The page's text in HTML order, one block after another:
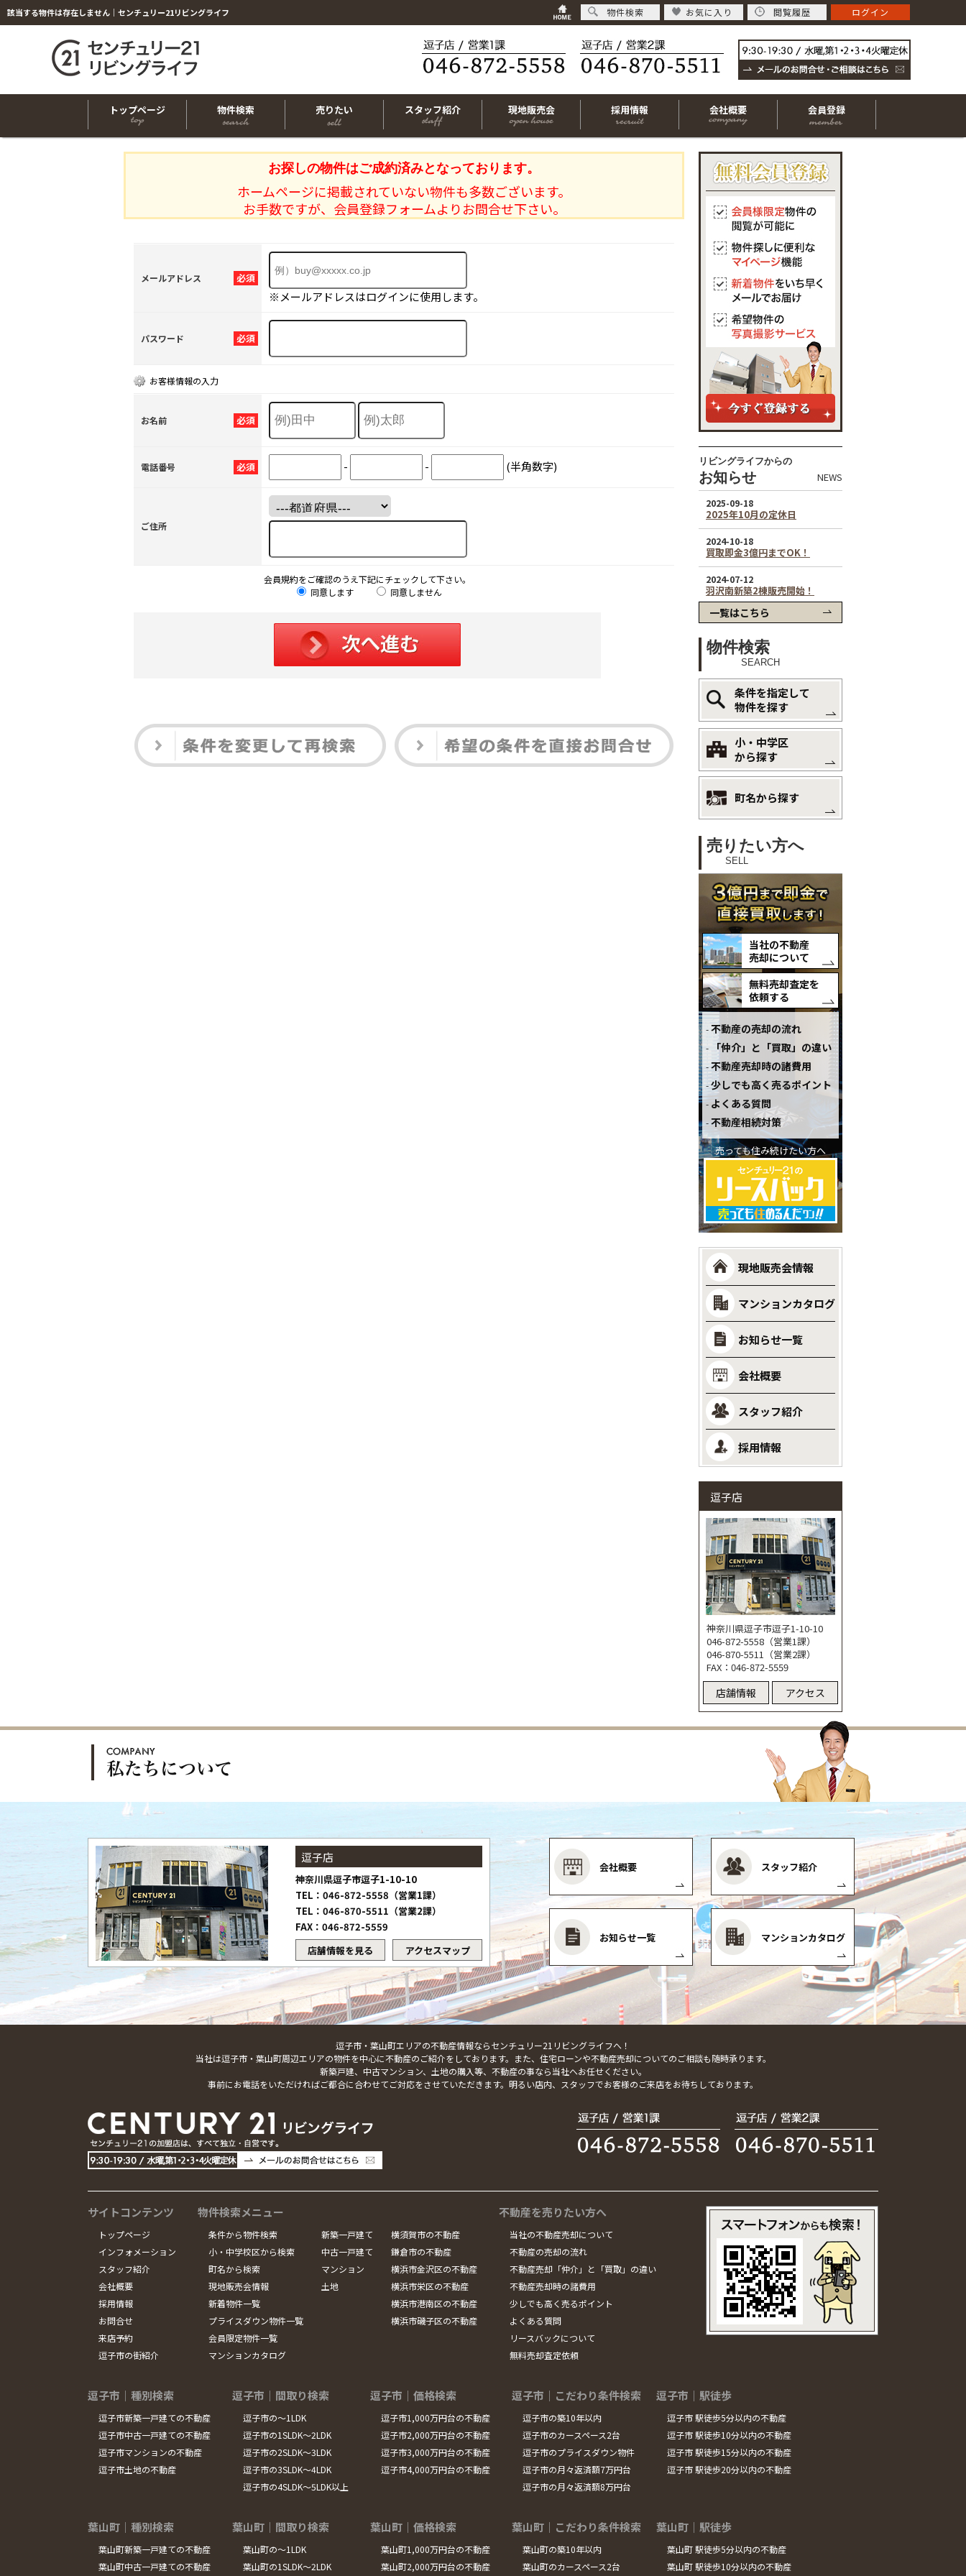
該当する物件は存在しません｜センチュリー21リビングライフ
トップページ 物件検索 売りたい スタッフ紹介 現地販売会 採用情報 会社概要 会員登録
お探しの物件はご成約済みとなっております。
ホームページに掲載されていない物件も多数ございます。
お手数ですが、会員登録フォームよりお問合せ下さい。
必須
メールアドレス
※メールアドレスはログインに使用します。
必須
パスワード
お客様情報の入力
必須
お名前
必須
電話番号 - - (半角数字)
ご住所
会員規約をご確認のうえ下記にチェックして下さい。
同意します
同意しません
リビングライフからの
お知らせ NEWS
一覧はこちら
物件検索
SEARCH
条件を指定して
物件を探す
小・中学区
から探す
町名から探す
売りたい方へ
SELL
当社の不動産
売却について
無料売却査定を
依頼する
不動産の売却の流れ
「仲介」と「買取」の違い
不動産売却時の諸費用
少しでも高く売るポイント
よくある質問
不動産相続対策
売っても住み続けたい方へ
現地販売会情報
マンションカタログ
お知らせ一覧
会社概要
スタッフ紹介
採用情報
逗子店
神奈川県逗子市逗子1-10-10
046-872-5558（営業1課）
046-870-5511（営業2課）
FAX：046-872-5559
店舗情報 アクセス
逗子店
神奈川県逗子市逗子1-10-10
TEL：046-872-5558（営業1課）
TEL：046-870-5511（営業2課）
FAX：046-872-5559
店舗情報を見る
アクセスマップ
会社概要 スタッフ紹介
お知らせ一覧 マンションカタログ
逗子市・葉山町エリアの不動産情報ならセンチュリー21リビングライフへ！
当社は逗子市・葉山町周辺エリアの物件を中心に不動産のご紹介をしております。また、住宅ローンや不動産売却についてのご相談も随時承ります。
新築戸建、中古マンション、土地の購入等、不動産の事なら当社へお任せください。
事前にお電話をいただければご都合に合わせてご対応をさせていただきます。明るい店内、スタッフでお客様のご来店をお待ちしております。
サイトコンテンツ
トップページ
インフォメーション
スタッフ紹介
会社概要
採用情報
お問合せ
来店予約
逗子市の街紹介
物件検索メニュー
条件から物件検索
小・中学校区から検索
町名から検索
現地販売会情報
新着物件一覧
プライスダウン物件一覧
会員限定物件一覧
マンションカタログ
新築一戸建て
中古一戸建て
マンション
土地
横須賀市の不動産
鎌倉市の不動産
横浜市金沢区の不動産
横浜市栄区の不動産
横浜市港南区の不動産
横浜市磯子区の不動産
不動産を売りたい方へ
当社の不動産売却について
不動産の売却の流れ
不動産売却「仲介」と「買取」の違い
不動産売却時の諸費用
少しでも高く売るポイント
よくある質問
リースバックについて
無料売却査定依頼
逗子市｜種別検索
逗子市新築一戸建ての不動産
逗子市中古一戸建ての不動産
逗子市マンションの不動産
逗子市土地の不動産
逗子市｜間取り検索
逗子市の～1LDK
逗子市の1SLDK～2LDK
逗子市の2SLDK～3LDK
逗子市の3SLDK～4LDK
逗子市の4SLDK～5LDK以上
逗子市｜価格検索
逗子市1,000万円台の不動産
逗子市2,000万円台の不動産
逗子市3,000万円台の不動産
逗子市4,000万円台の不動産
逗子市｜こだわり条件検索
逗子市の築10年以内
逗子市のカースペース2台
逗子市のプライスダウン物件
逗子市の月々返済額7万円台
逗子市の月々返済額8万円台
逗子市｜駅徒歩
逗子市 駅徒歩5分以内の不動産
逗子市 駅徒歩10分以内の不動産
逗子市 駅徒歩15分以内の不動産
逗子市 駅徒歩20分以内の不動産
葉山町｜種別検索
葉山町新築一戸建ての不動産
葉山町中古一戸建ての不動産
葉山町｜間取り検索
葉山町の～1LDK
葉山町の1SLDK～2LDK
葉山町｜価格検索
葉山町1,000万円台の不動産
葉山町2,000万円台の不動産
葉山町｜こだわり条件検索
葉山町の築10年以内
葉山町のカースペース2台
葉山町｜駅徒歩
葉山町 駅徒歩5分以内の不動産
葉山町 駅徒歩10分以内の不動産
物件検索 お気に入り 閲覧履歴 ログイン